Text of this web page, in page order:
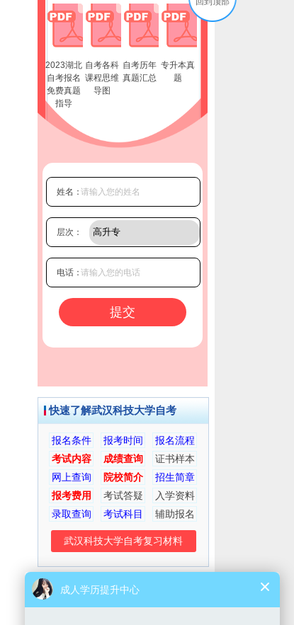
2023湖北
自考报名
免费真题
指导
自考各科
课程思维
导图
自考历年
真题汇总
专升本真
题
姓名：
层次：
电话：
快速了解武汉科技大学自考
报名条件 报考时间
报名流程
考试内容
成绩查询
证书样本
网上查询
院校简介
招生简章
报考费用
考试答疑
入学资料
录取查询
考试科目 辅助报名
武汉科技大学自考复习材料
考生交流群